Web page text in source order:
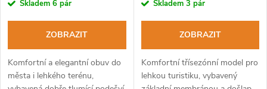
Skladem 6 pár
ZOBRAZIT
Komfortní a elegantní obuv do
města i lehkého terénu,
Skladem 3 pár
ZOBRAZIT
Komfortní třísezónní model pro
lehkou turistiku, vybavený